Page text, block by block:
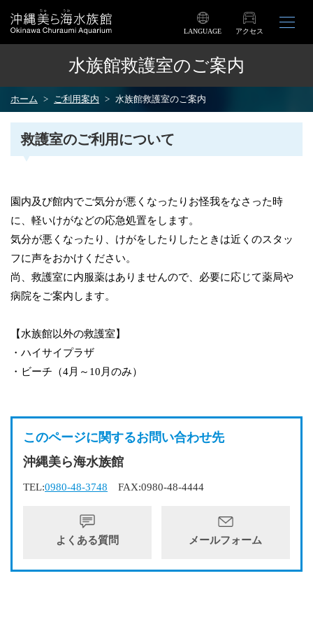
LANGUAGE アクセス
水族館救護室のご案内
ホーム ご利用案内 水族館救護室のご案内
救護室のご利用について
園内及び館内でご気分が悪くなったりお怪我をなさった時
に、軽いけがなどの応急処置をします。
気分が悪くなったり、けがをしたりしたときは近くのスタッ
フに声をおかけください。
尚、救護室に内服薬はありませんので、必要に応じて薬局や
病院をご案内します。
【水族館以外の救護室】
・ハイサイプラザ
・ビーチ（4月～10月のみ）
このページに関するお問い合わせ先
沖縄美ら海水族館
TEL:0980-48-3748 FAX:0980-48-4444
よくある質問 メールフォーム